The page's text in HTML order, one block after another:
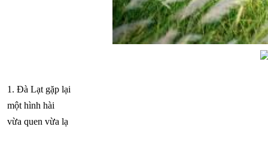
1. Đà Lạt gặp lại
một hình hài
vừa quen vừa lạ